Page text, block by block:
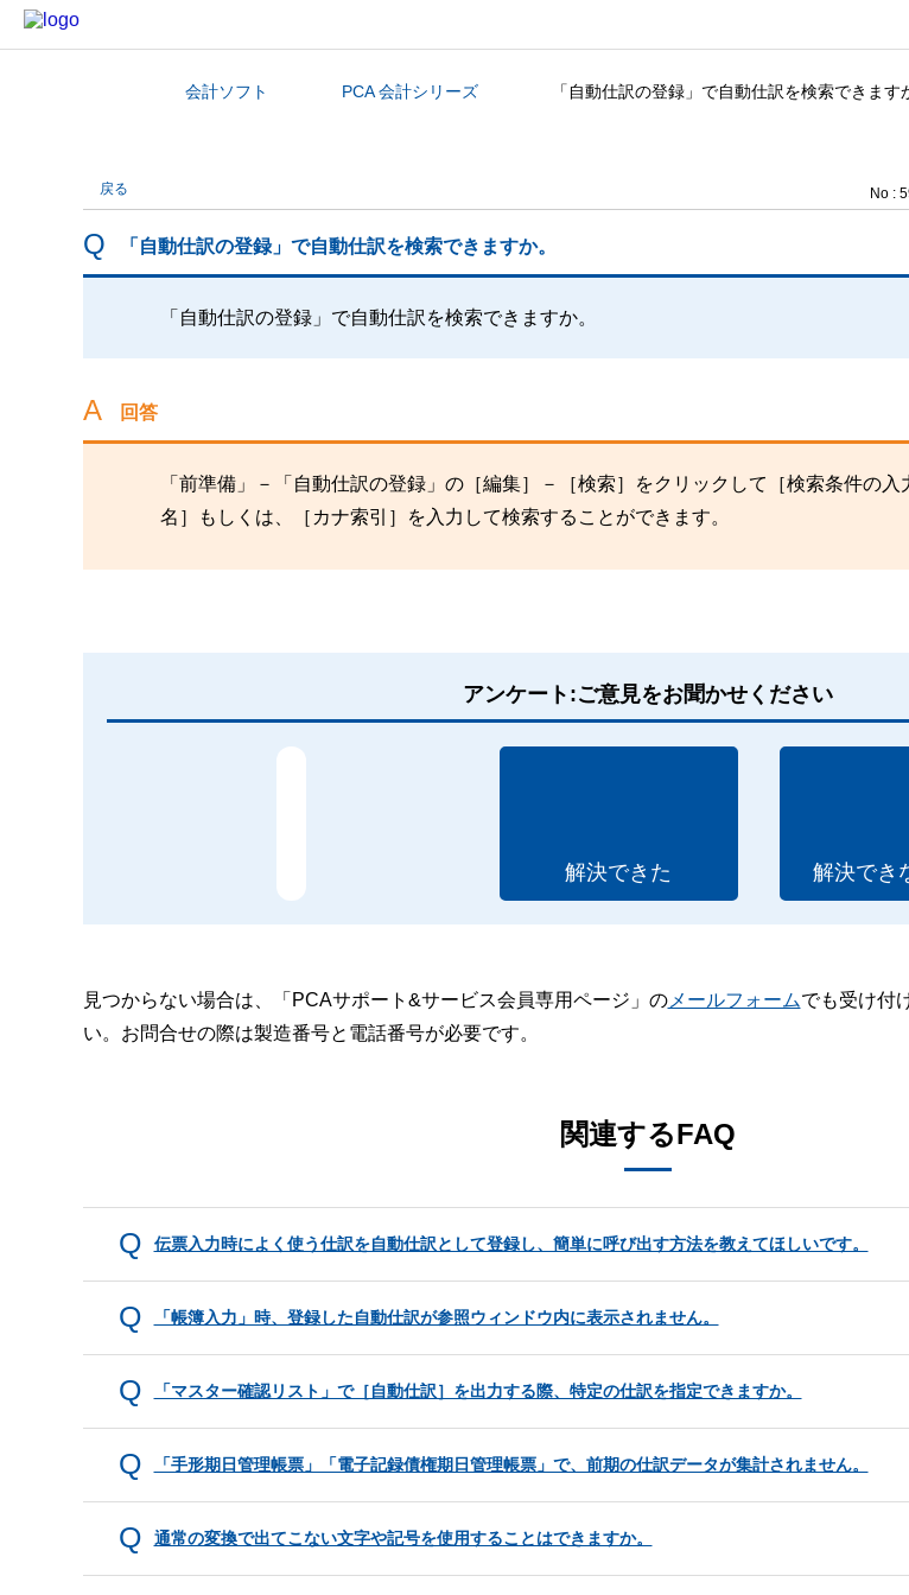
カテゴリから探す
会計ソフト PCA 会計シリーズ 「自動仕訳の登録」で自動仕訳を検索できます
戻る No :
「自動仕訳の登録」で自動仕訳を検索できますか。
「自動仕訳の登録」で自動仕訳を検索できますか。
回答
「前準備」－「自動仕訳の登録」の［編集］－［検索］をクリックして［検索条件の
名］もしくは、［カナ索引］を入力して検索することができます。
アンケート:ご意見をお聞かせください
解決できた 解決でき
見つからない場合は、「PCAサポート&サービス会員専用ページ」のメールフォームでも受け付
い。お問合せの際は製造番号と電話番号が必要です。
関連するFAQ
伝票入力時によく使う仕訳を自動仕訳として登録し、簡単に呼び出す方法を教えてほしいです。
「帳簿入力」時、登録した自動仕訳が参照ウィンドウ内に表示されません。
「マスター確認リスト」で［自動仕訳］を出力する際、特定の仕訳を指定できますか。
「手形期日管理帳票」「電子記録債権期日管理帳票」で、前期の仕訳データが集計されません。
通常の変換で出てこない文字や記号を使用することはできますか。